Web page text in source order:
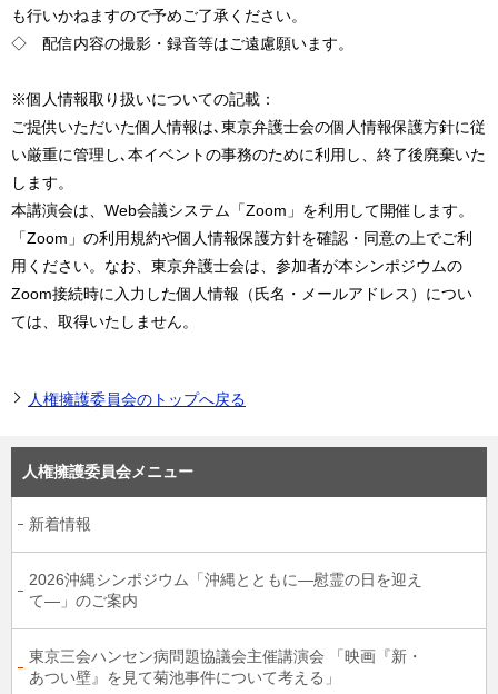
も行いかねますので予めご了承ください。
◇ 配信内容の撮影・録音等はご遠慮願います。
※個人情報取り扱いについての記載：
ご提供いただいた個人情報は､東京弁護士会の個人情報保護方針に従
い厳重に管理し､本イベントの事務のために利用し、終了後廃棄いた
します。
本講演会は、Web会議システム「Zoom」を利用して開催します。
「Zoom」の利用規約や個人情報保護方針を確認・同意の上でご利
用ください。なお、東京弁護士会は、参加者が本シンポジウムの
Zoom接続時に入力した個人情報（氏名・メールアドレス）につい
ては、取得いたしません。
人権擁護委員会のトップへ戻る
人権擁護委員会メニュー
新着情報
2026沖縄シンポジウム「沖縄とともに―慰霊の日を迎え
て―」のご案内
東京三会ハンセン病問題協議会主催講演会 「映画『新・
あつい壁』を見て菊池事件について考える」